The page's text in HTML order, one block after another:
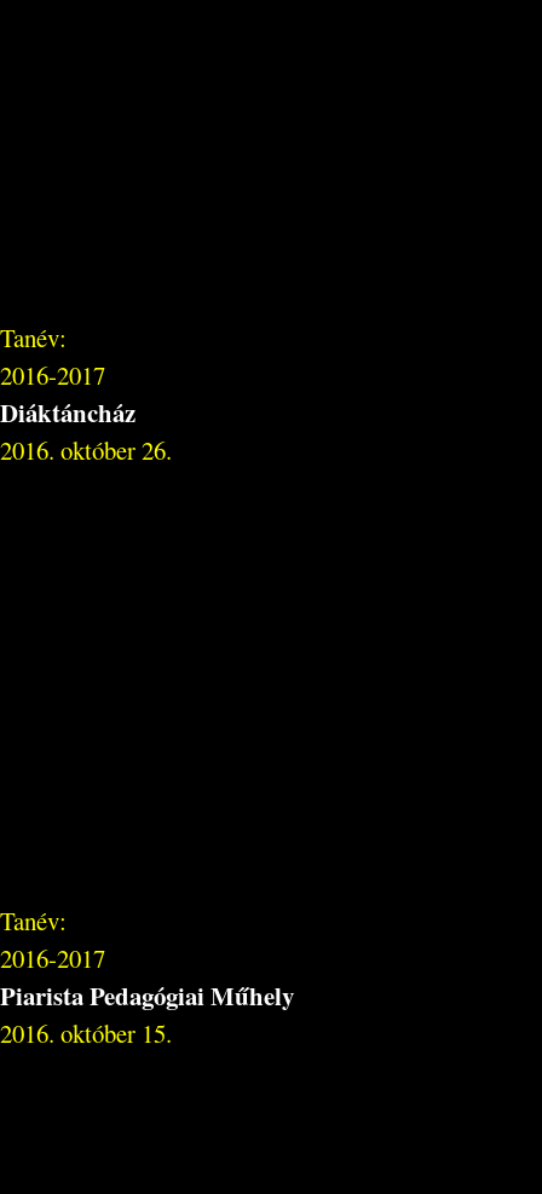
Tanév:
2016-2017
Diáktáncház
2016. október 26.
Tanév:
2016-2017
Piarista Pedagógiai Műhely
2016. október 15.